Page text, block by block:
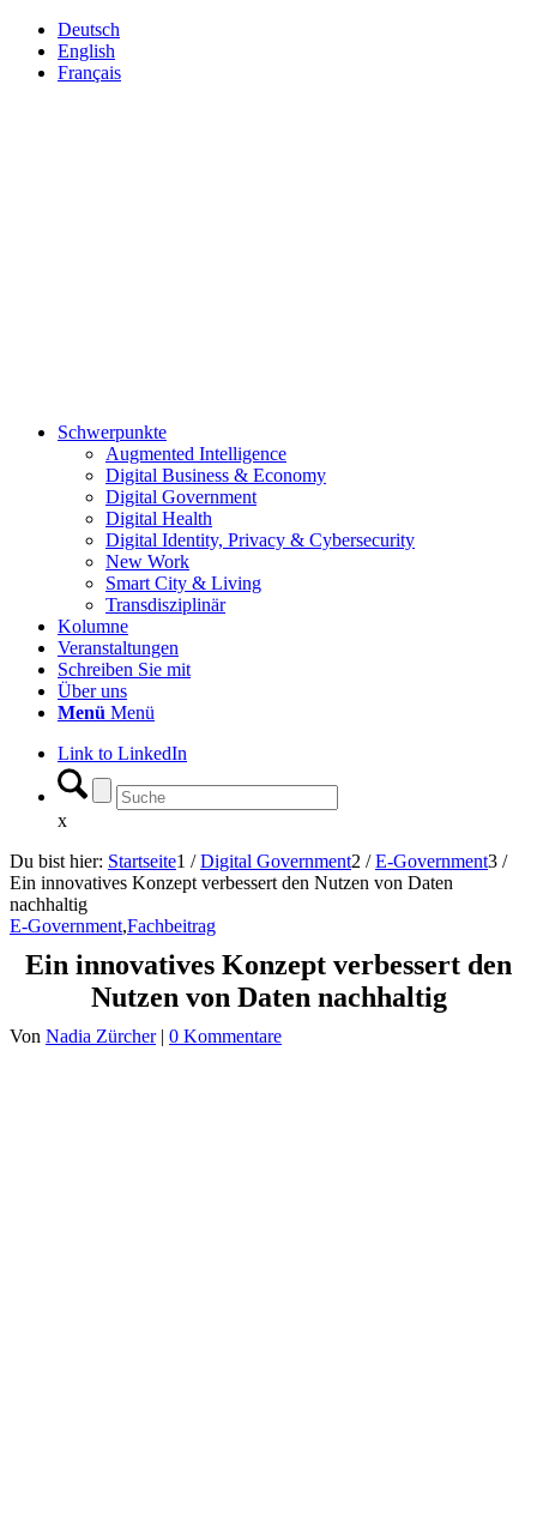
Deutsch
English
Français
Schwerpunkte
Augmented Intelligence
Digital Business & Economy
Digital Government
Digital Health
Digital Identity, Privacy & Cybersecurity
New Work
Smart City & Living
Transdisziplinär
Kolumne
Veranstaltungen
Schreiben Sie mit
Über uns
Menü Menü
Link to LinkedIn
x
Du bist hier: Startseite1 / Digital Government2 / E-Government3 /
Ein innovatives Konzept verbessert den Nutzen von Daten
nachhaltig
E-Government,Fachbeitrag
Ein innovatives Konzept verbessert den
Nutzen von Daten nachhaltig
Von Nadia Zürcher | 0 Kommentare